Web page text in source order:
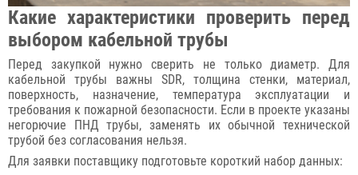
Какие характеристики проверить перед
выбором кабельной трубы
Перед закупкой нужно сверить не только диаметр. Для
кабельной трубы важны SDR, толщина стенки, материал,
поверхность, назначение, температура эксплуатации и
требования к пожарной безопасности. Если в проекте указаны
негорючие ПНД трубы, заменять их обычной технической
трубой без согласования нельзя.
Для заявки поставщику подготовьте короткий набор данных: